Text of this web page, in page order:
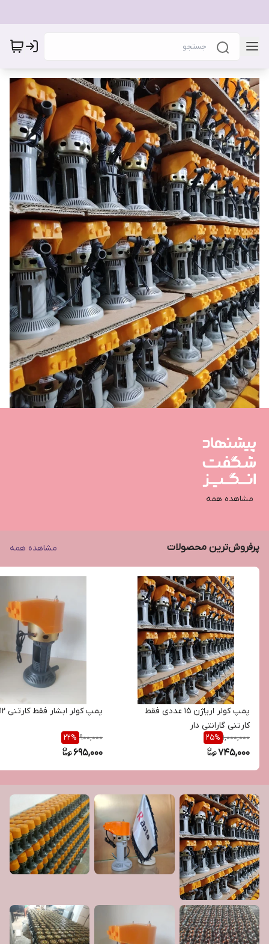
مشاهده همه
پرفروش‌ترین محصولات مشاهده همه
پمپ کولر اریاژن 15 عددی فقط
کارتنی گارانتی دار
1,000,000
25%
745,000
پمپ کولر ابشار فقط کارتنی ۱۲ تایی
900,000
22%
695,000